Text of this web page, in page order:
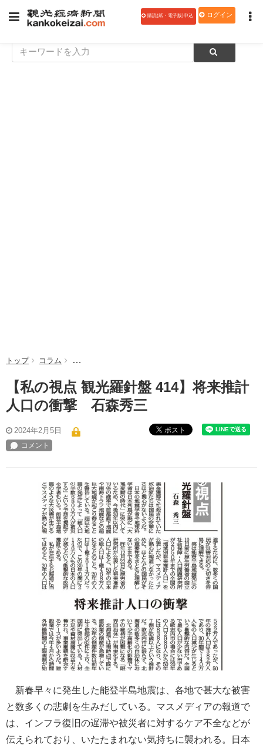
購読(紙・電子版)申込 ログイン
トップ コラム 【私の視点 観光羅針盤 414】将来推計人口の衝撃 石
【私の視点 観光羅針盤 414】将来推計
人口の衝撃 石森秀三
2024年2月5日 ポスト
新春早々に発生した能登半島地震は、各地で甚大な被害
と数多くの悲劇を生みだしている。マスメディアの報道で
は、インフラ復旧の遅滞や被災者に対するケア不全などが
伝えられており、いたたまれない気持ちに襲われる。日本